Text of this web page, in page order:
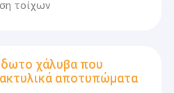
τοίχων
χάλυβα που
αποτυπώματα
κάλυψης,
Material Co., Ltd. με πολυετή